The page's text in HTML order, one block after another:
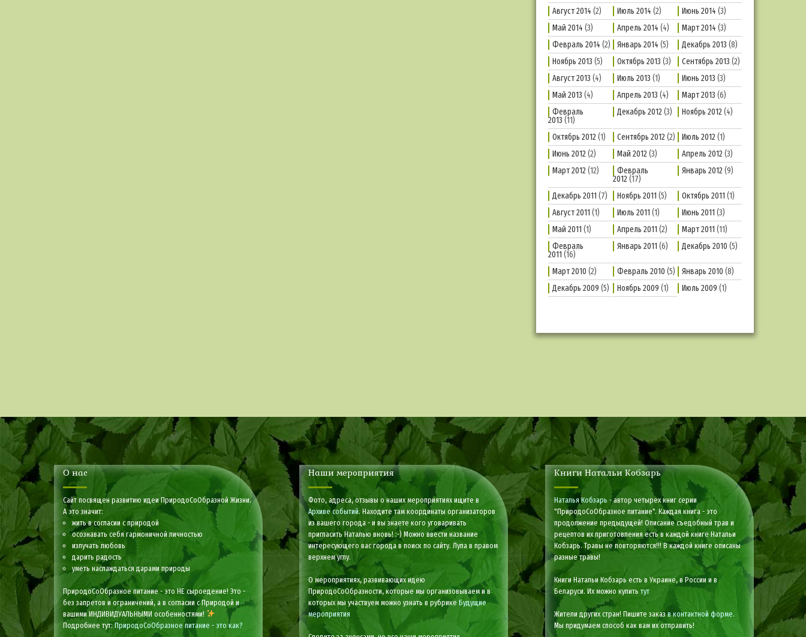
Август 2014 (2) Июль 2014 (2) Июнь 2014 (3)
Май 2014 (3) Апрель 2014 (4) Март 2014 (3)
Февраль 2014 (2) Январь 2014 (5) Декабрь 2013 (8)
Ноябрь 2013 (5) Октябрь 2013 (3) Сентябрь 2013 (2)
Август 2013 (4) Июль 2013 (1) Июнь 2013 (3)
Май 2013 (4) Апрель 2013 (4) Март 2013 (6)
Февраль
2013 (11)
Декабрь 2012(3) Ноябрь 2012(4)
Октябрь 2012(1) Сентябрь 2012(2) Июль 2012(1)
Июнь 2012(2) Май 2012(3) Апрель 2012(3)
Март 2012(12)
Февраль
2012(17)
Январь 2012(9)
Декабрь 2011 (7) Ноябрь 2011 (5) Октябрь 2011 (1)
Август 2011 (1) Июль 2011 (1) Июнь 2011 (3)
Май 2011 (1) Апрель 2011 (2) Март 2011 (11)
Февраль
2011 (16)
Январь 2011 (6) Декабрь 2010 (5)
Март 2010 (2) Февраль 2010 (5) Январь 2010 (8)
Декабрь 2009 (5) Ноябрь 2009 (1) Июль 2009 (1)
О нас
Сайт посвящен развитию идеи ПриродоСоОбразной Жизни.
А это значит:
жить в согласии с природой
осознавать себя гармоничной личностью
излучать любовь
дарить радость
уметь наслаждаться дарами природы
ПриродоСоОбразное питание - это НЕ сыроедение! Это -
без запретов и ограничений, а в согласии с Природой и
вашими ИНДИВИДУАЛЬНЫМИ особенностями!
Подробнее тут:ПриродоСоОбразное питание - это как?
Наши мероприятия
Фото, адреса, отзывы о наших мероприятиях ищите в
Архиве событий. Находите там координаты организаторов
из вашего города - и вы знаете кого уговаривать
пригласить Наталью вновь! :-) Можно ввести название
интересующего вас города в поиск по сайту. Лупа в правом
верхнем углу.
О мероприятиях, развивающих идею
ПриродоСоОбразности, которые мы организовываем и в
которых мы участвуем можно узнать в рубрикеБудущие
мероприятия
Книги Натальи Кобзарь
Наталья Кобзарь - автор четырех книг серии
"ПриродоСоОбразное питание". Каждая книга - это
продолжение предыдущей! Описание съедобный трав и
рецептов их приготовления есть в каждой книге Натальи
Кобзарь. Травы не повторяются!!! В каждой книге описаны
разные травы!
Книги Натальи Кобзарь есть в Украине, в России и в
Беларуси. Их можно купить тут
Жители других стран! Пишите заказв контактной форме.
Мы придумаем способ как вам их отправить!